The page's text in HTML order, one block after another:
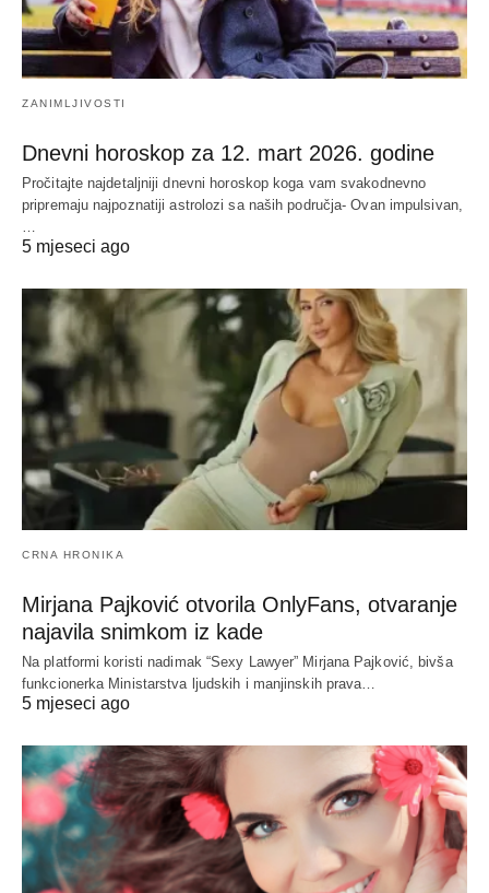
ZANIMLJIVOSTI
Dnevni horoskop za 12. mart 2026. godine
Pročitajte najdetaljniji dnevni horoskop koga vam svakodnevno
pripremaju najpoznatiji astrolozi sa naših područja- Ovan impulsivan,
5 mjeseci ago
CRNA HRONIKA
Mirjana Pajković otvorila OnlyFans, otvaranje
najavila snimkom iz kade
Na platformi koristi nadimak “Sexy Lawyer” Mirjana Pajković, bivša
funkcionerka Ministarstva ljudskih i manjinskih prava…
5 mjeseci ago